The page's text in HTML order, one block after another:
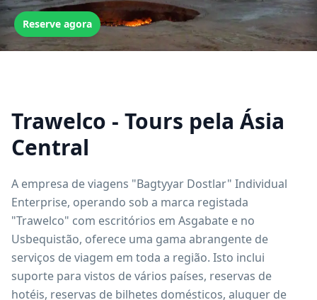
Reserve agora
Trawelco - Tours pela Ásia
Central
A empresa de viagens "Bagtyyar Dostlar" Individual
Enterprise, operando sob a marca registada
"Trawelco" com escritórios em Asgabate e no
Usbequistão, oferece uma gama abrangente de
serviços de viagem em toda a região. Isto inclui
suporte para vistos de vários países, reservas de
hotéis, reservas de bilhetes domésticos, aluguer de